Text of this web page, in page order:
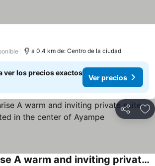
a 0.4 km de: Centro de la ciudad
ver los precios exactos
Ver precios
Compartir
Ayampe Sunrise A warm and inviting private suite located in the center of Ayampe